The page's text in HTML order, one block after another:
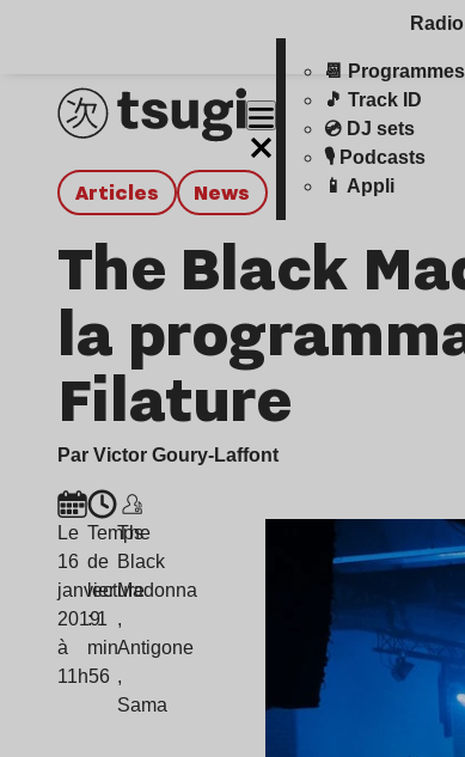
Radio
📆 Programmes
🎵 Track ID
💿 DJ sets
🎙️ Podcasts
📱 Appli
Articles news
The Black
la
Filature
Par Victor Goury-Laffont
Le
16
janvier
2019
à
11h56
Temps
de
lecture
: 1
min
The
Black
Madonna
,
Antigone
,
Sama